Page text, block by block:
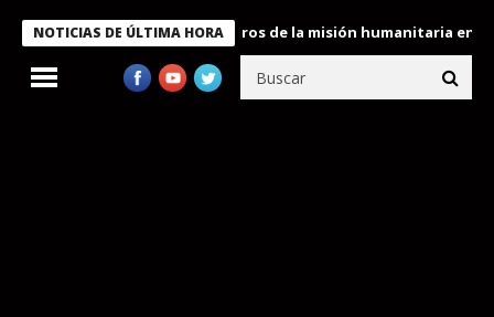
NOTICIAS DE ÚLTIMA HORA
condecora a miembros de la misión humanitaria enviada a